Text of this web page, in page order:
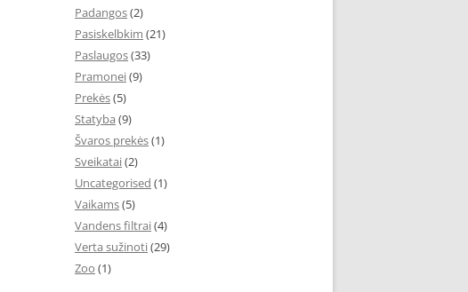
Padangos(2)
Pasiskelbkim (21)
Paslaugos(33)
Pramonei(9)
Prekės(5)
Statyba (9)
Švaros prekės(1)
Sveikatai(2)
Uncategorised (1)
Vaikams(5)
Vandens filtrai(4)
Verta sužinoti(29)
Zoo (1)